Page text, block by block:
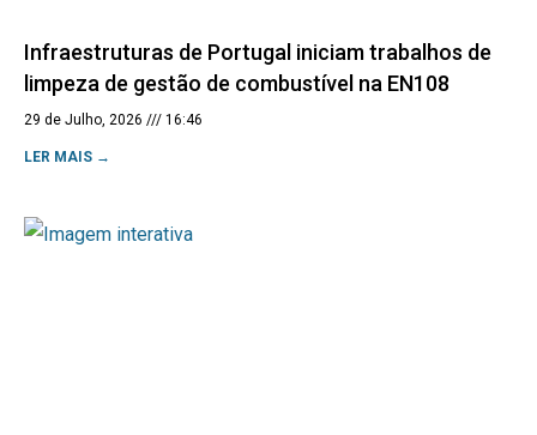
Infraestruturas de Portugal iniciam trabalhos de
limpeza de gestão de combustível na EN108
29 de Julho, 2026 16:46
LER MAIS →